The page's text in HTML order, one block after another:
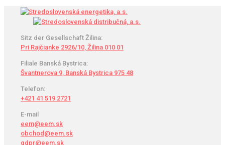
Sitz der Gesellschaft Žilina:
Pri Rajčianke 2926/10, Žilina 010 01
Filiale Banská Bystrica:
Švantnerova 9, Banská Bystrica 975 48
Telefon:
+421 41 519 2721
E-mail
eem@eem.sk
obchod@eem.sk
gdpr@eem.sk